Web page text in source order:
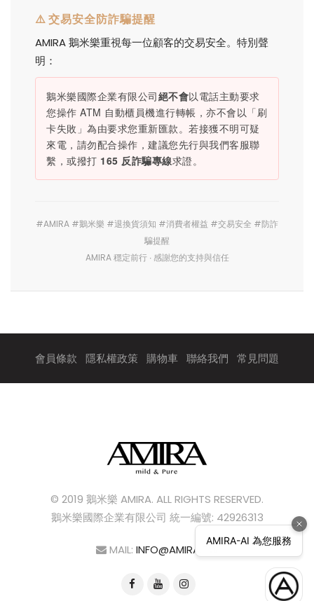
⚠️ 交易安全防詐騙提醒
AMIRA 鵝米樂重視每一位顧客的交易安全。特別聲
明：
鵝米樂國際企業有限公司絕不會以電話主動要求
您操作 ATM 自動櫃員機進行轉帳，亦不會以「刷
卡失敗」為由要求您重新匯款。若接獲不明可疑
來電，請勿配合操作，建議您先行與我們客服聯
繫，或撥打 165 反詐騙專線求證。
#AMIRA #鵝米樂 #退換貨須知 #消費者權益 #交易安全 #防詐
騙提醒
AMIRA 穩定前行 ∙ 感謝您的支持與信任
會員條款 隱私權政策 購物車 聯絡我們 常見問題
© 2019 鵝米樂 AMIRA. ALL RIGHTS RESERVED.
鵝米樂國際企業有限公司 統一編號: 42926313
MAIL: INFO@AMIRA.TW